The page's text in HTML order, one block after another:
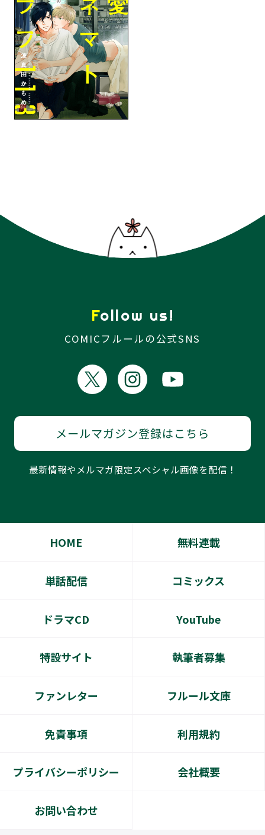
Follow us!
COMICフルールの公式SNS
メールマガジン登録はこちら
最新情報やメルマガ限定スペシャル画像を配信！
HOME 無料連載
単話配信 コミックス
ドラマCD YouTube
特設サイト 執筆者募集
ファンレター フルール文庫
免責事項 利用規約
プライバシーポリシー 会社概要
お問い合わせ